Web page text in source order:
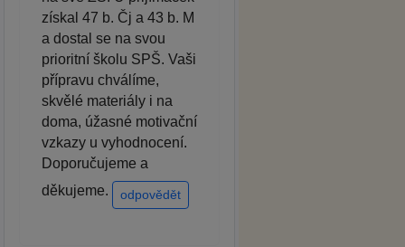
získal 47 b. Čj a 43 b. M
a dostal se na svou
prioritní školu SPŠ. Vaši
přípravu chválíme,
skvělé materiály i na
doma, úžasné motivační
vzkazy u vyhodnocení.
Doporučujeme a
děkujeme.
odpovědět